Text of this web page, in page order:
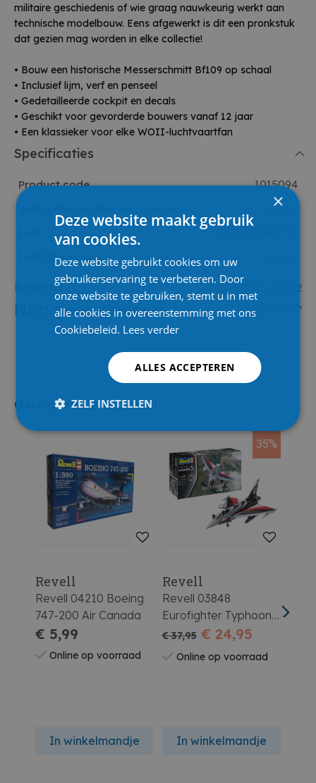
militaire geschiedenis of wie graag nauwkeurig werkt aan
technische modelbouw. Eens afgewerkt is dit een pronkstuk
dat gezien mag worden in elke collectie!
• Bouw een historische Messerschmitt Bf109 op schaal
• Inclusief lijm, verf en penseel
• Gedetailleerde cockpit en decals
• Geschikt voor gevorderde bouwers vanaf 12 jaar
• Een klassieker voor elke WOII-luchtvaartfan
Specificaties
Product code
1015094
64160
Leeftijdsgroep
Reviews(0) Schrijf eerste review
Nog geen reviews
Gerelateerde artikelen
Revell
Revell 04210 Boeing
747-200 Air Canada
€ 5,99
Online op voorraad
In winkelmandje
35%
Revell
Revell 03848
Eurofighter Typhoon
Baron Spirit
€ 37,95 € 24,95
Online op voorraad
In winkelmandje
×
Deze website maakt gebruik
van cookies.
Deze website gebruikt cookies om uw
gebruikerservaring te verbeteren. Door
onze website te gebruiken, stemt u in met
alle cookies in overeenstemming met ons
Cookiebeleid. Lees verder
ALLES ACCEPTEREN
ZELF INSTELLEN